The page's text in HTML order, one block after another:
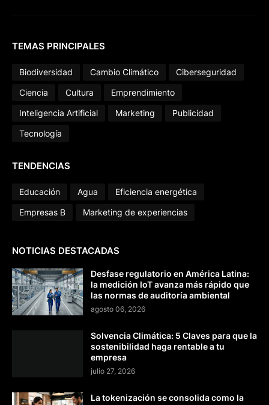
TEMAS PRINCIPALES
Biodiversidad Cambio Climático
Ciberseguridad
Ciencia
Cultura
Emprendimiento
Inteligencia Artificial
Marketing
Publicidad
Tecnología
TENDENCIAS
Educación Agua
Eficiencia energética
Empresas B
Marketing de experiencias
NOTICIAS DESTACADAS
Desfase regulatorio en América Latina:
la medición IoT avanza más rápido que
las normas de auditoría ambiental
agosto 06, 2026
Solvencia Climática: 5 Claves para que la
sostenibilidad haga rentable a tu
empresa
julio 27, 2026
La tokenización se consolida como la